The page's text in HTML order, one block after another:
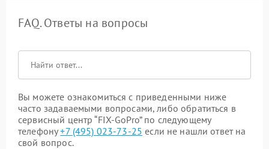
FAQ. Ответы на вопросы
Вы можете ознакомиться с приведенными ниже
часто задаваемыми вопросами, либо обратиться в
сервисный центр “FIX-GoPro” по следующему
телефону+7 (495) 023-73-25 если не нашли ответ на
свой вопрос.